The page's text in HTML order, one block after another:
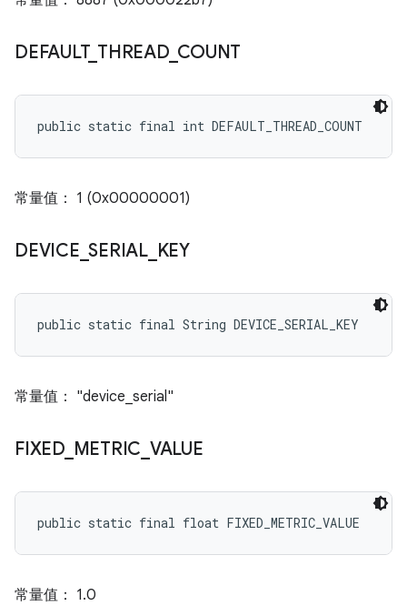
DEFAULT_ THREAD_ COUNT
public static final int DEFAULT_THREAD_COUNT
常量值： 1 (0x00000001)
DEVICE _SERIAL_ KEY
public static final String DEVICE_SERIAL_KEY
常量值： "device_serial"
FIXED_ METRIC VALUE
public static final float FIXED_METRIC_VALUE
常量值： 1.0